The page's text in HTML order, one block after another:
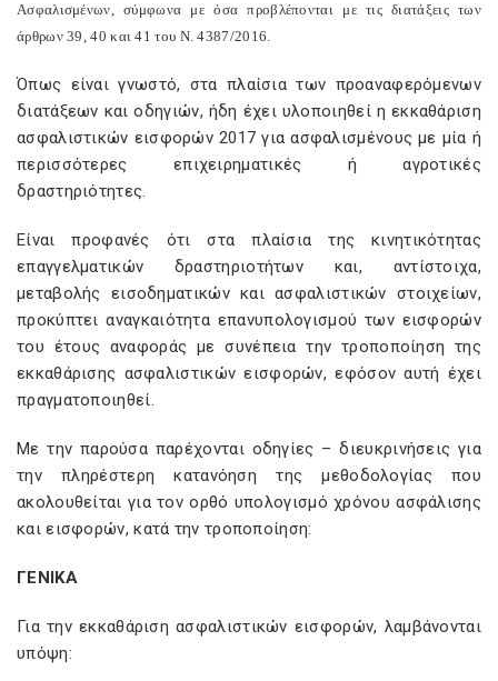
Ασφαλισμένων, σύμφωνα με όσα προβλέπονται με τις διατάξεις των
άρθρων 39, 40 και 41 του Ν. 4387/2016.
Όπως είναι γνωστό, στα πλαίσια των προαναφερόμενων
διατάξεων και οδηγιών, ήδη έχει υλοποιηθεί η εκκαθάριση
ασφαλιστικών εισφορών 2017 για ασφαλισμένους με μία ή
περισσότερες επιχειρηματικές ή αγροτικές
δραστηριότητες.
Είναι προφανές ότι στα πλαίσια της κινητικότητας
επαγγελματικών δραστηριοτήτων και, αντίστοιχα,
μεταβολής εισοδηματικών και ασφαλιστικών στοιχείων,
προκύπτει αναγκαιότητα επανυπολογισμού των εισφορών
του έτους αναφοράς με συνέπεια την τροποποίηση της
εκκαθάρισης ασφαλιστικών εισφορών, εφόσον αυτή έχει
πραγματοποιηθεί.
Με την παρούσα παρέχονται οδηγίες – διευκρινήσεις για
την πληρέστερη κατανόηση της μεθοδολογίας που
ακολουθείται για τον ορθό υπολογισμό χρόνου ασφάλισης
και εισφορών, κατά την τροποποίηση:
ΓΕΝΙΚΑ
Για την εκκαθάριση ασφαλιστικών εισφορών, λαμβάνονται
υπόψη: